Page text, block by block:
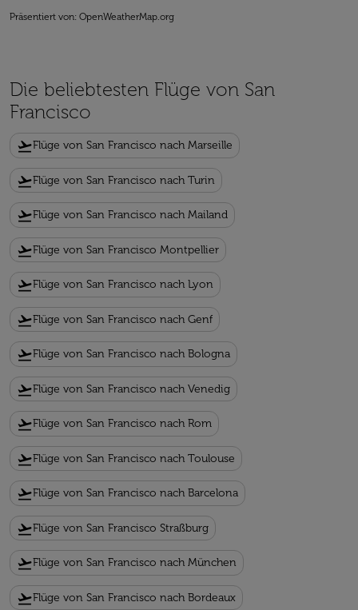
Präsentiert von: OpenWeatherMap.org
Die beliebtesten Flüge von San
Francisco
flight_takeoffFlüge von San Francisco nach Marseille
flight_takeoffFlüge von San Francisco nach Turin
flight_takeoffFlüge von San Francisco nach Mailand
flight_takeoffFlüge von San Francisco Montpellier
flight_takeoffFlüge von San Francisco nach Lyon
flight_takeoffFlüge von San Francisco nach Genf
flight_takeoffFlüge von San Francisco nach Bologna
flight_takeoffFlüge von San Francisco nach Venedig
flight_takeoffFlüge von San Francisco nach Rom
flight_takeoffFlüge von San Francisco nach Toulouse
flight_takeoffFlüge von San Francisco nach Barcelona
flight_takeoffFlüge von San Francisco Straßburg
flight_takeoffFlüge von San Francisco nach München
flight_takeoffFlüge von San Francisco nach Bordeaux